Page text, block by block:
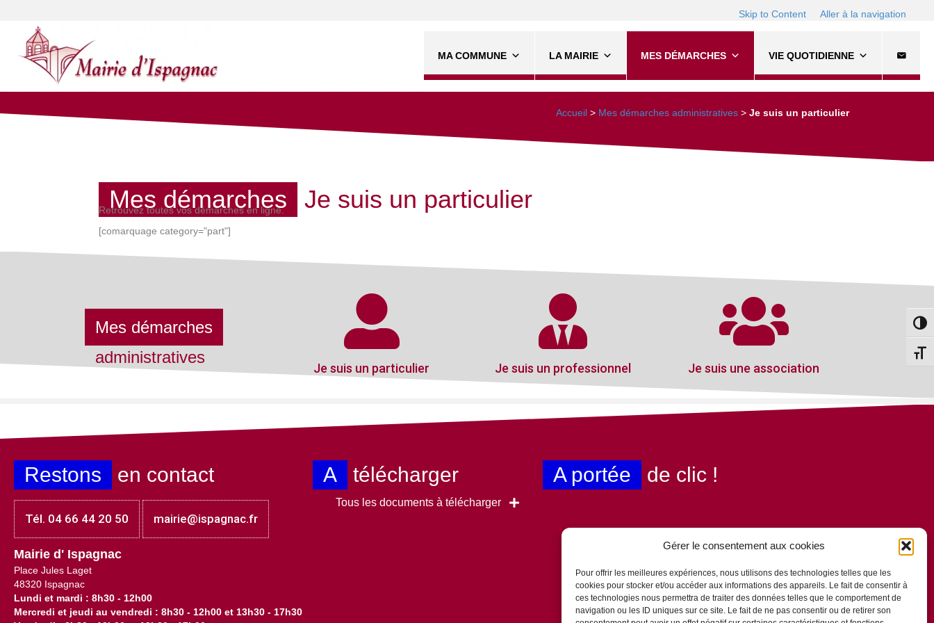
Gérer le consentement aux cookies
Pour offrir les meilleures expériences, nous utilisons des technologies telles que les
cookies pour stocker et/ou accéder aux informations des appareils. Le fait de consentir à
ces technologies nous permettra de traiter des données telles que le comportement de
navigation ou les ID uniques sur ce site. Le fait de ne pas consentir ou de retirer son
Skip to Content Aller à la navigation
MA COMMUNE LA MAIRIE MES DÉMARCHES VIE QUOTIDIENNE
Accueil > Mes démarches administratives > Je suis un particulier
Mes démarches Je suis un particulier
Retrouvez toutes vos démarches en ligne.
[comarquage category="part"]
Mes démarches
administratives
Je suis un particulier Je suis un professionnel Je suis une association
Restons en contact
Tél. 04 66 44 20 50 mairie@ispagnac.fr
Mairie d' Ispagnac
Place Jules Laget
48320 Ispagnac
Lundi et mardi : 8h30 - 12h00
Mercredi et jeudi au vendredi : 8h30 - 12h00 et 13h30 - 17h30
A télécharger
Tous les documents à télécharger
A portée de clic !